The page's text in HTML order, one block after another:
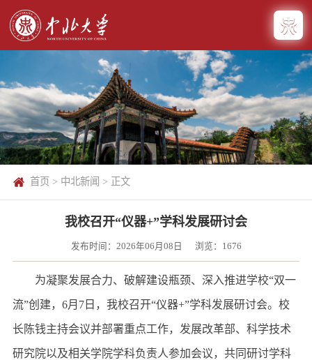
首页 > 中北新闻 > 正文
我校召开“仪器+”学科发展研讨会
发布时间：2026年06月08日 浏览： 1676
为凝聚发展合力、破解建设瓶颈、深入推进学校“双一
流”创建，6月7日，我校召开“仪器+”学科发展研讨会。校
长陈钱主持会议并部署重点工作，发展改革部、科学技术
研究院以及相关学院学科负责人参加会议，共同研讨学科